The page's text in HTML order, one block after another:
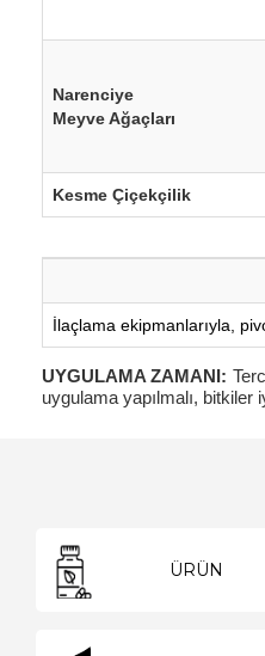
Narenciye
Meyve Ağaçları
Kesme Çiçekçilik
İlaçlama ekipmanlarıyla,
UYGULAMA ZAMANI:
uygulama yapılmalı, bitkiler